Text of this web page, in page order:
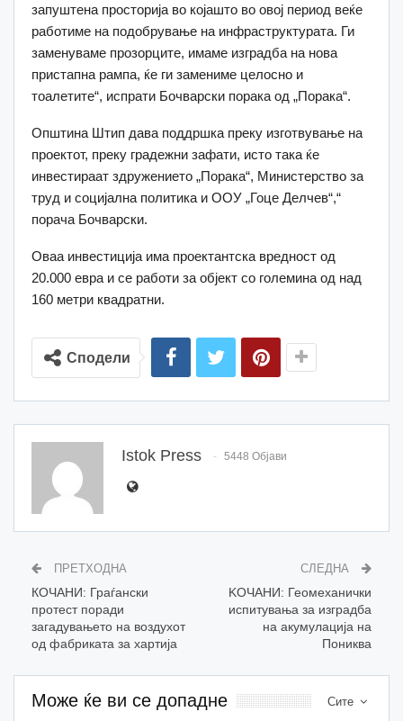
запуштена просторија во којашто во овој период веќе
работиме на подобрување на инфраструктурата. Ги
заменуваме прозорците, имаме изградба на нова
пристапна рампа, ќе ги замениме целосно и
тоалетите“, испрати Бочварски порака од „Порака“.
Општина Штип дава поддршка преку изготвување на
проектот, преку градежни зафати, исто така ќе
инвестираат здружението „Порака“, Министерство за
труд и социјална политика и ООУ „Гоце Делчев“,“
порача Бочварски.
Оваа инвестиција има проектантска вредност од
20.000 евра и се работи за објект со големина од над
160 метри квадратни.
Сподели
Istok Press 5448 Објави
ПРЕТХОДНА
КОЧАНИ: Граѓански
протест поради
загадувањето на воздухот
од фабриката за хартија
СЛЕДНА
KOЧАНИ: Геомеханички
испитувања за изградба
на акумулација на
Пониква
Сите
Може ќе ви се допадне